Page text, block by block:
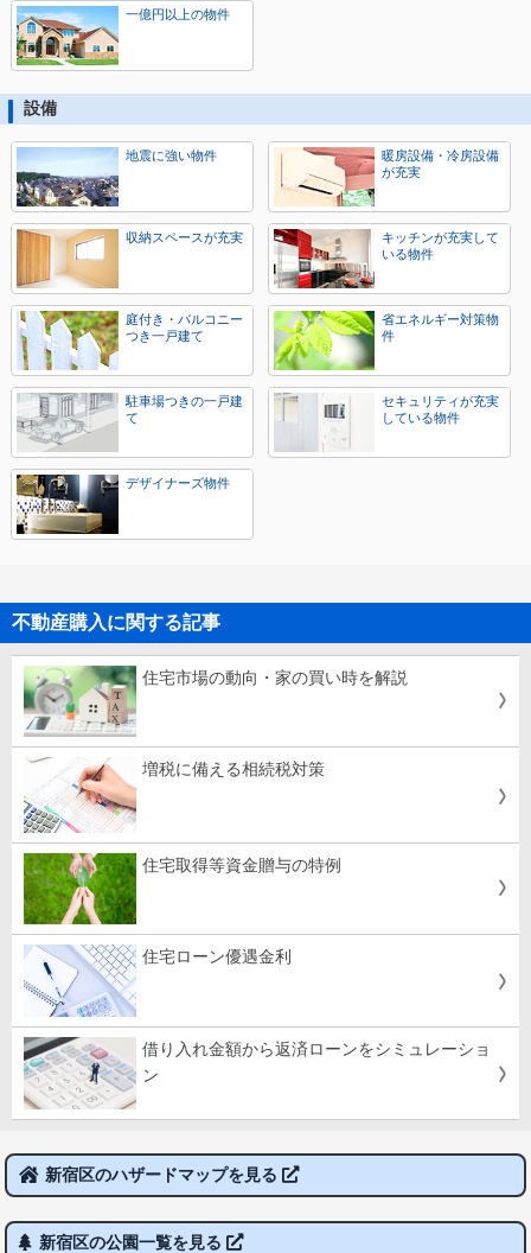
一億円以上の物件
設備
地震に強い物件
暖房設備・冷房設備
が充実
収納スペースが充実
キッチンが充実して
いる物件
庭付き・バルコニー
つき一戸建て
省エネルギー対策物
件
駐車場つきの一戸建
て
セキュリティが充実
している物件
デザイナーズ物件
不動産購入に関する記事
住宅市場の動向・家の買い時を解説
増税に備える相続税対策
住宅取得等資金贈与の特例
住宅ローン優遇金利
借り入れ金額から返済ローンをシミュレーショ
ン
新宿区のハザードマップを見る
新宿区の公園一覧を見る